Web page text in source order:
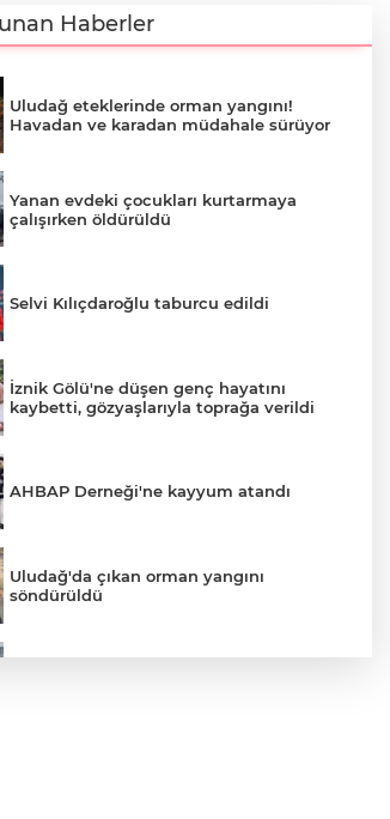
Haberler
Uludağ eteklerinde orman yangını!
Havadan ve karadan müdahale sürüyor
Yanan evdeki çocukları kurtarmaya
çalışırken öldürüldü
Selvi Kılıçdaroğlu taburcu edildi
İznik Gölü'ne düşen genç hayatını
kaybetti, gözyaşlarıyla toprağa verildi
AHBAP Derneği'ne kayyum atandı
Uludağ'da çıkan orman yangını
söndürüldü